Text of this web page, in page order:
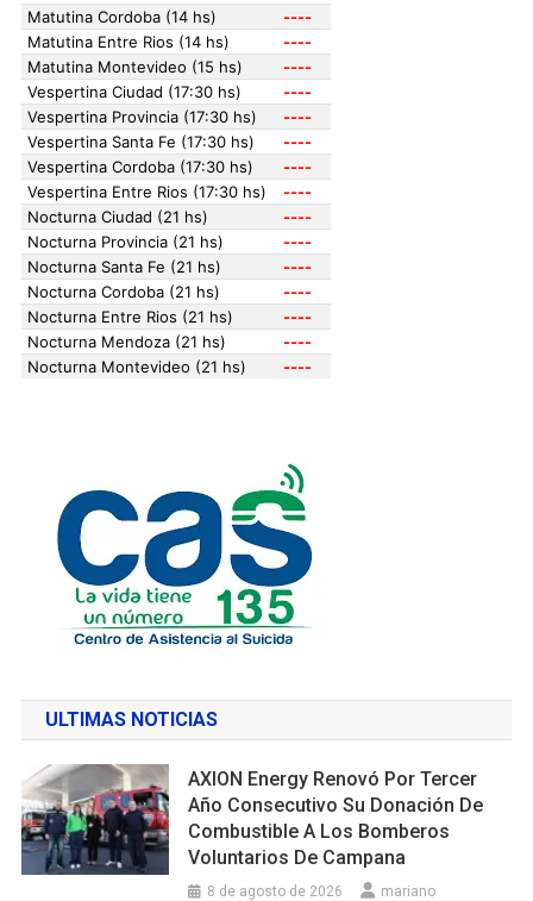
ULTIMAS NOTICIAS
AXION Energy Renovó Por Tercer
Año Consecutivo Su Donación De
Combustible A Los Bomberos
Voluntarios De Campana
8 de agosto de 2026 mariano